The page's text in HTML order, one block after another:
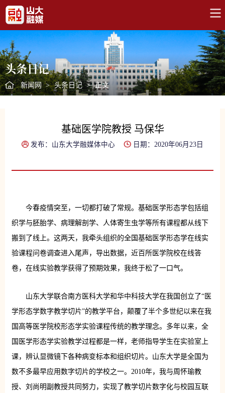
头条日记
新闻网 > 头条日记 > 正文
基础医学院教授 马保华
发布：山东大学融媒体中心 日期：2020年06月23日
今春疫情突至，一切都打破了常规。基础医学形态学包括组
织学与胚胎学、病理解剖学、人体寄生虫学等所有课程都从线下
搬到了线上。这两天，我牵头组织的全国基础医学形态学在线实
验课程问卷调查进入尾声，导出数据，近百所医学院校在线答
卷，在线实验教学获得了预期效果，我终于松了一口气。
山东大学联合南方医科大学和华中科技大学在我国创立了“医
学形态学数字教学切片”的教学平台，颠覆了半个多世纪以来在我
国高等医学院校形态学实验课程传统的教学理念。多年以来，全
国医学形态学实验教学过程都是一样，老师指导学生在实验室上
课，辨认显微镜下各种病变标本和组织切片。山东大学是全国为
数不多最早应用数字切片的学校之一。2010年，我与周怀瑜教
授、刘尚明副教授共同努力，实现了教学切片数字化与校园互联